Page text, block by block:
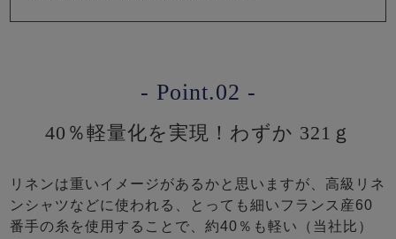
- Point.02 -
40％軽量化を実現！わずか 321ｇ
リネンは重いイメージがあるかと思いますが、高級リネ
ンシャツなどに使われる、とっても細いフランス産60
番手の糸を使用することで、約40％も軽い（当社比）